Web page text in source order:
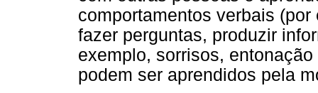
comportamentos verbais
fazer perguntas, produzir
exemplo, sorrisos,
podem ser aprendidos pela